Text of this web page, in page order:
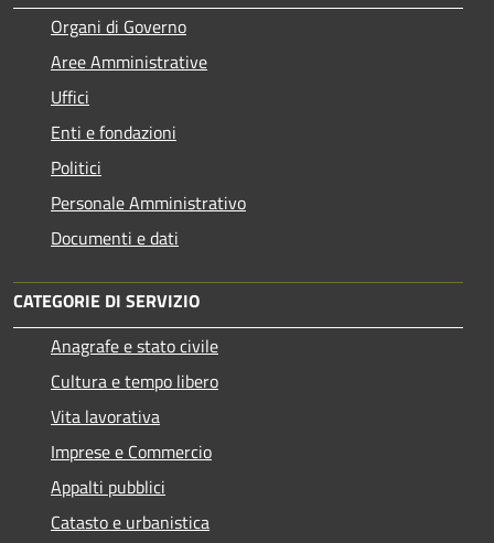
Organi di Governo
Aree Amministrative
Uffici
Enti e fondazioni
Politici
Personale Amministrativo
Documenti e dati
CATEGORIE DI SERVIZIO
Anagrafe e stato civile
Cultura e tempo libero
Vita lavorativa
Imprese e Commercio
Appalti pubblici
Catasto e urbanistica